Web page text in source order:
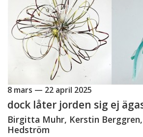
8 mars — 22 april 2025
dock låter jorden sig ej
Birgitta Muhr, Kerstin
Hedström